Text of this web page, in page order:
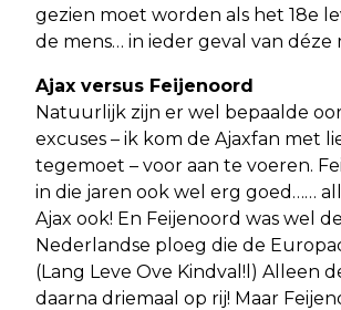
gezien moet worden als het 18e
de mens… in ieder geval van déze
Ajax versus Feijenoord
Natuurlijk zijn er wel bepaalde
excuses – ik kom de Ajaxfan met
tegemoet – voor aan te voeren.
in die jaren ook wel erg goed……
Ajax ook! En Feijenoord was wel
Nederlandse ploeg die de
(Lang Leve Ove Kindval!l) Alleen
daarna driemaal op rij! Maar